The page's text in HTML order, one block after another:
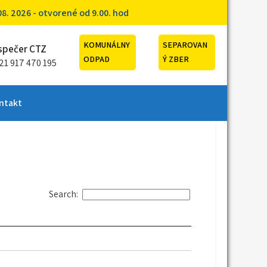
2026 - otvorené od 9.00. hod
CTZ
917 470 195
KOMUNÁLNY
ODPAD
SEPAROVAN
Ý ZBER
Search: